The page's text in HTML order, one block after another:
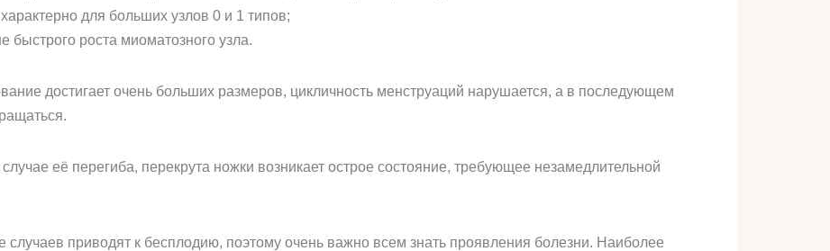
для больших узлов 0 и 1 типов;
быстрого роста миоматозного узла.
достигает очень больших размеров, цикличность менструаций нарушается, а в последующем
её перегиба, перекрута ножки возникает острое состояние, требующее незамедлительной
приводят к бесплодию, поэтому очень важно всем знать проявления болезни. Наиболее